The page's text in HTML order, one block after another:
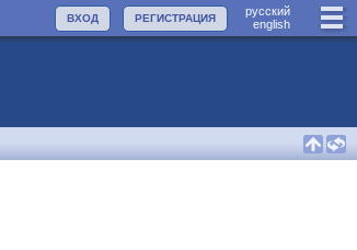
руccкий
english
РЕГИСТРАЦИЯ
ВХОД